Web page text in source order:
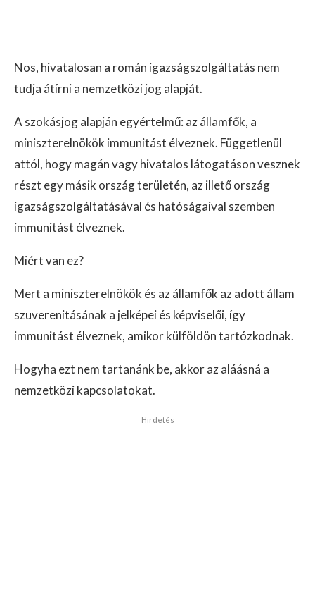
Nos, hivatalosan a román igazságszolgáltatás nem
tudja átírni a nemzetközi jog alapját.
A szokásjog alapján egyértelmű: az államfők, a
miniszterelnökök immunitást élveznek. Függetlenül
attól, hogy magán vagy hivatalos látogatáson vesznek
részt egy másik ország területén, az illető ország
igazságszolgáltatásával és hatóságaival szemben
immunitást élveznek.
Miért van ez?
Mert a miniszterelnökök és az államfők az adott állam
szuverenitásának a jelképei és képviselői, így
immunitást élveznek, amikor külföldön tartózkodnak.
Hogyha ezt nem tartanánk be, akkor az aláásná a
nemzetközi kapcsolatokat.
Hirdetés